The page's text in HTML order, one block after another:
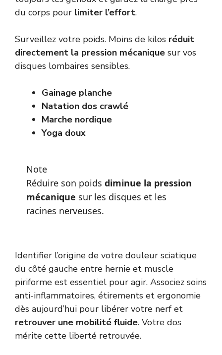
du corps pour limiter l’effort.
Surveillez votre poids. Moins de kilos réduit
directement la pression mécanique sur vos
disques lombaires sensibles.
Gainage planche
Natation dos crawlé
Marche nordique
Yoga doux
Note
Réduire son poids diminue la pression
mécanique sur les disques et les
racines nerveuses.
Identifier l’origine de votre douleur sciatique
du côté gauche entre hernie et muscle
piriforme est essentiel pour agir. Associez soins
anti-inflammatoires, étirements et ergonomie
dès aujourd’hui pour libérer votre nerf et
retrouver une mobilité fluide. Votre dos
mérite cette liberté retrouvée.